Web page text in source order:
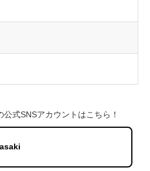
式SNSアカウントはこちら！